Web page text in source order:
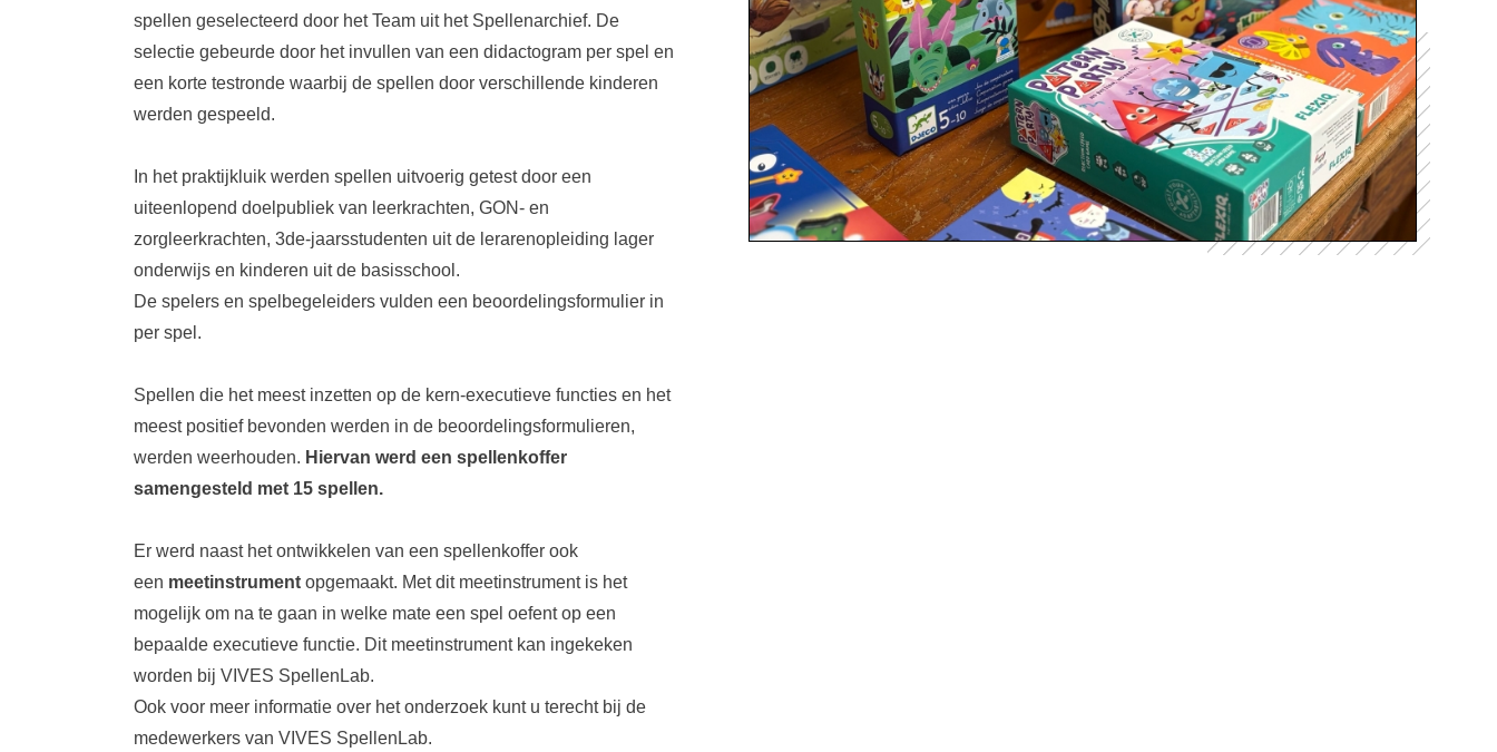
spellen geselecteerd door het Team uit het Spellenarchief. De
selectie gebeurde door het invullen van een didactogram per spel en
een korte testronde waarbij de spellen door verschillende kinderen
werden gespeeld.
In het praktijkluik werden spellen uitvoerig getest door een
uiteenlopend doelpubliek van leerkrachten, GON- en
zorgleerkrachten, 3de-jaarsstudenten uit de lerarenopleiding lager
onderwijs en kinderen uit de basisschool.
De spelers en spelbegeleiders vulden een beoordelingsformulier in
per spel.
Spellen die het meest inzetten op de kern-executieve functies en het
meest positief bevonden werden in de beoordelingsformulieren,
werden weerhouden. Hiervan werd een spellenkoffer
samengesteld met 15 spellen.
Er werd naast het ontwikkelen van een spellenkoffer ook
een meetinstrument opgemaakt. Met dit meetinstrument is het
mogelijk om na te gaan in welke mate een spel oefent op een
bepaalde executieve functie. Dit meetinstrument kan ingekeken
worden bij VIVES SpellenLab.
Ook voor meer informatie over het onderzoek kunt u terecht bij de
medewerkers van VIVES SpellenLab.